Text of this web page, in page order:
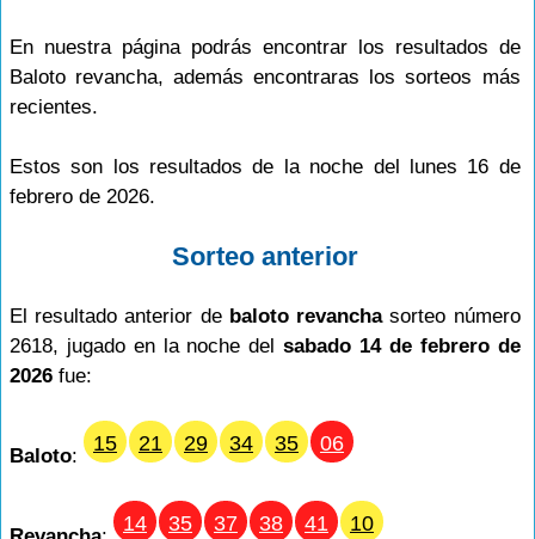
En nuestra página podrás encontrar los resultados de
Baloto revancha, además encontraras los sorteos más
recientes.
Estos son los resultados de la noche del lunes 16 de
febrero de 2026.
Sorteo anterior
El resultado anterior de baloto revanchasorteo número
2618, jugado en la noche delsabado 14 de febrero de
2026 fue:
Baloto:
15 21 29 34 35 06
14 35 37 38 41 10